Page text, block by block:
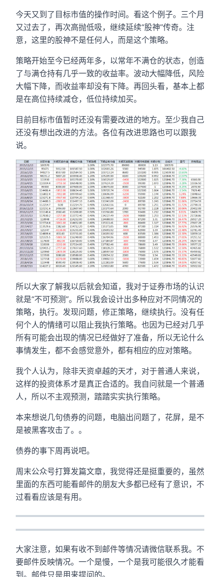
今天又到了目标市值的操作时间。看这个例子。三个月
又过去了，再次高抛低吸，继续延续“股神”传奇。注
意，这里的股神不是任何人，而是这个策略。
策略开始至今已经两年多，以常年不满仓的状态，创造
了与满仓持有几乎一致的收益率。波动大幅降低，风险
大幅下降，而收益率却没有下降。再回头看，基本上都
是在高位持续减仓，低位持续加买。
目前目标市值暂时还没有需要改进的地方。至少我自己
还没有想出改进的方法。各位有改进思路也可以跟我
说。
所以大家了解我以后就会知道，我对于证券市场的认识
就是“不可预测”。所以我会设计出多种应对不同情况的
策略，执行。发现问题，修正策略，继续执行。没有任
何个人的情绪可以阻止我执行策略。也因为已经对几乎
所有可能会出现的情况已经做好了准备，所以无论什么
事情发生，都不会感觉意外，都有相应的应对策略。
我个人认为，除非天资卓越的天才，对于普通人来说，
这样的投资体系才是真正合适的。我自问就是一个普通
人，所以不主观预测，踏踏实实执行策略。
本来想说几句债券的问题，电脑出问题了，花屏，是不
是被黑客攻击了。。
债券的事下周再说吧。
周末公众号打算发篇文章，我觉得还是挺重要的，虽然
里面的东西可能看邮件的朋友大多都已经有了意识，不
过看看应该是有用。
大家注意，如果有收不到邮件等情况请微信联系我。不
要邮件反映情况。一个是慢，一个是我可能很久才能看
到。邮件只是用来提问的。